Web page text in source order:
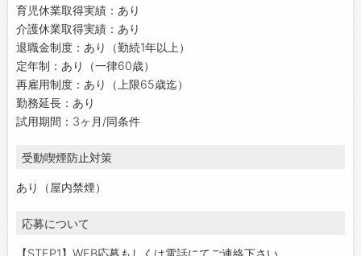
育児休業取得実績：あり
介護休業取得実績：あり
退職金制度：あり（勤続1年以上）
定年制：あり（一律60歳）
再雇用制度：あり（上限65歳迄）
勤務延長：あり
試用期間：3ヶ月/同条件
受動喫煙防止対策
あり（屋内禁煙）
応募について
【STEP1】WEB応募もしくは電話にてご連絡下さい